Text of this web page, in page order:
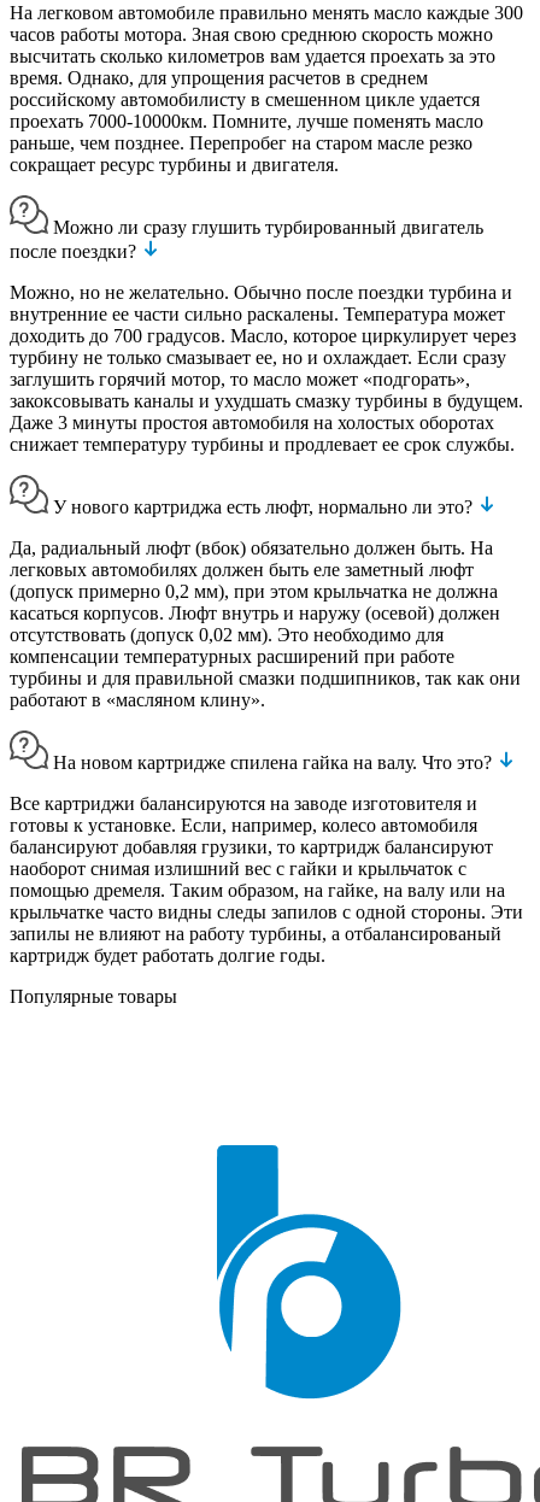
На легковом автомобиле правильно менять масло каждые 300
часов работы мотора. Зная свою среднюю скорость можно
высчитать сколько километров вам удается проехать за это
время. Однако, для упрощения расчетов в среднем
российскому автомобилисту в смешенном цикле удается
проехать 7000-10000км. Помните, лучше поменять масло
раньше, чем позднее. Перепробег на старом масле резко
сокращает ресурс турбины и двигателя.
Можно ли сразу глушить турбированный двигатель
после поездки?
Можно, но не желательно. Обычно после поездки турбина и
внутренние ее части сильно раскалены. Температура может
доходить до 700 градусов. Масло, которое циркулирует через
турбину не только смазывает ее, но и охлаждает. Если сразу
заглушить горячий мотор, то масло может «подгорать»,
закоксовывать каналы и ухудшать смазку турбины в будущем.
Даже 3 минуты простоя автомобиля на холостых оборотах
снижает температуру турбины и продлевает ее срок службы.
У нового картриджа есть люфт, нормально ли это?
Да, радиальный люфт (вбок) обязательно должен быть. На
легковых автомобилях должен быть еле заметный люфт
(допуск примерно 0,2 мм), при этом крыльчатка не должна
касаться корпусов. Люфт внутрь и наружу (осевой) должен
отсутствовать (допуск 0,02 мм). Это необходимо для
компенсации температурных расширений при работе
турбины и для правильной смазки подшипников, так как они
работают в «масляном клину».
На новом картридже спилена гайка на валу. Что это?
Все картриджи балансируются на заводе изготовителя и
готовы к установке. Если, например, колесо автомобиля
балансируют добавляя грузики, то картридж балансируют
наоборот снимая излишний вес с гайки и крыльчаток с
помощью дремеля. Таким образом, на гайке, на валу или на
крыльчатке часто видны следы запилов с одной стороны. Эти
запилы не влияют на работу турбины, а отбалансированый
картридж будет работать долгие годы.
Популярные товары